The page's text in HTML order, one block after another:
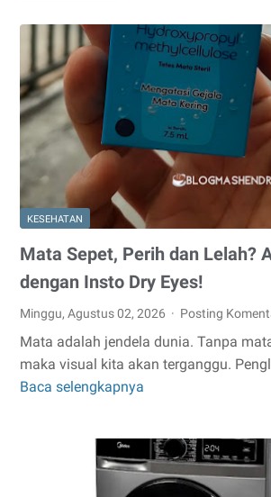
KESEHATAN
Mata Sepet, Perih dan Lelah?
dengan Insto Dry Eyes!
Minggu, Agustus 02, 2026 Posting
Mata adalah jendela dunia. Tanpa
maka visual kita akan terganggu.
Baca selengkapnya
Perih
dan
Lelah?